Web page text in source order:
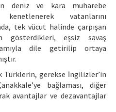
deniz ve kara muharebe
vatanlarını
tek vücut halinde çarpışan
gösterdikleri, eşsiz savaş
dile getirilip ortaya
Türklerin, gerekse İngilizler’in
bağlaması, diğer
avantajlar ve dezavantajlar